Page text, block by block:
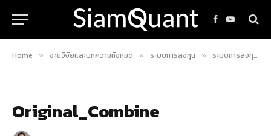
Facebook
YouTube
Home » งานวิจัยและบทความทั้งหมด » ระบบการลงทุน » ระบบการลงทุน Triple Screen จากหนังสือยอดฮิต Trading For A Living
Original_Combine